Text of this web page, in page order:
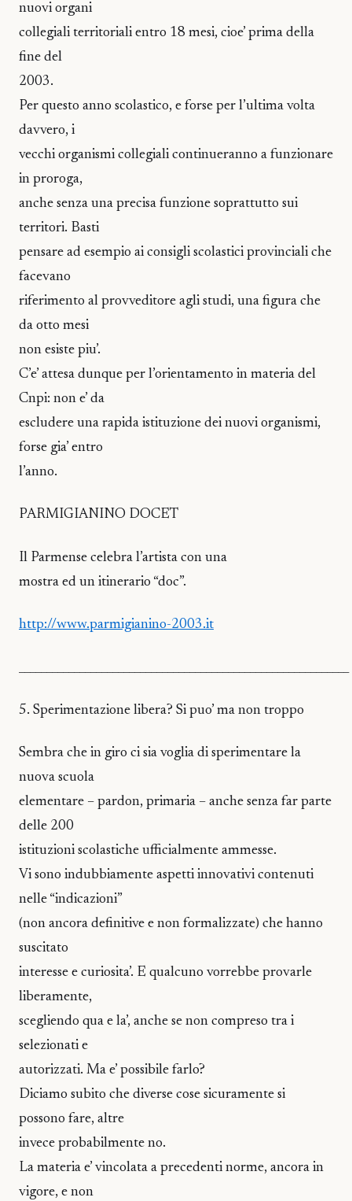
nuovi organi
collegiali territoriali entro 18 mesi, cioe’ prima della
fine del
2003.
Per questo anno scolastico, e forse per l’ultima volta
davvero, i
vecchi organismi collegiali continueranno a funzionare
in proroga,
anche senza una precisa funzione soprattutto sui
territori. Basti
pensare ad esempio ai consigli scolastici provinciali che
facevano
riferimento al provveditore agli studi, una figura che
da otto mesi
non esiste piu’.
C’e’ attesa dunque per l’orientamento in materia del
Cnpi: non e’ da
escludere una rapida istituzione dei nuovi organismi,
forse gia’ entro
l’anno.
PARMIGIANINO DOCET
Il Parmense celebra l’artista con una
mostra ed un itinerario “doc”.
http://www.parmigianino-2003.it
5. Sperimentazione libera? Si puo’ ma non troppo
Sembra che in giro ci sia voglia di sperimentare la
nuova scuola
elementare – pardon, primaria – anche senza far parte
delle 200
istituzioni scolastiche ufficialmente ammesse.
Vi sono indubbiamente aspetti innovativi contenuti
nelle “indicazioni”
(non ancora definitive e non formalizzate) che hanno
suscitato
interesse e curiosita’. E qualcuno vorrebbe provarle
liberamente,
scegliendo qua e la’, anche se non compreso tra i
selezionati e
autorizzati. Ma e’ possibile farlo?
Diciamo subito che diverse cose sicuramente si
possono fare, altre
invece probabilmente no.
La materia e’ vincolata a precedenti norme, ancora in
vigore, e non